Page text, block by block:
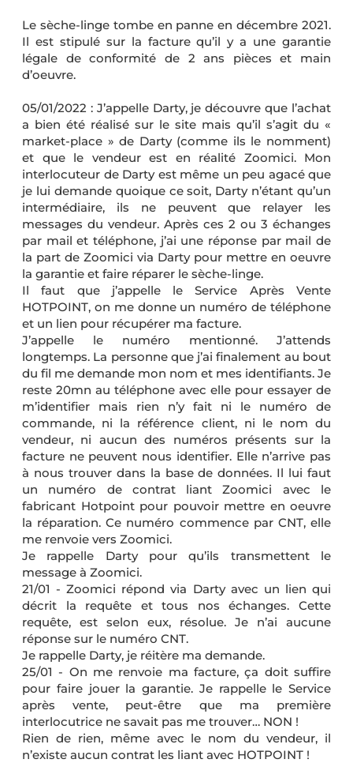
Le sèche-linge tombe en panne en décembre 2021.
Il est stipulé sur la facture qu’il y a une garantie
légale de conformité de 2 ans pièces et main
d’oeuvre.
05/01/2022 : J’appelle Darty, je découvre que l’achat
a bien été réalisé sur le site mais qu’il s’agit du «
market-place » de Darty (comme ils le nomment)
et que le vendeur est en réalité Zoomici. Mon
interlocuteur de Darty est même un peu agacé que
je lui demande quoique ce soit, Darty n’étant qu’un
intermédiaire, ils ne peuvent que relayer les
messages du vendeur. Après ces 2 ou 3 échanges
par mail et téléphone, j’ai une réponse par mail de
la part de Zoomici via Darty pour mettre en oeuvre
la garantie et faire réparer le sèche-linge.
Il faut que j’appelle le Service Après Vente
HOTPOINT, on me donne un numéro de téléphone
et un lien pour récupérer ma facture.
J’appelle le numéro mentionné. J’attends
longtemps. La personne que j’ai finalement au bout
du fil me demande mon nom et mes identifiants. Je
reste 20mn au téléphone avec elle pour essayer de
m’identifier mais rien n’y fait ni le numéro de
commande, ni la référence client, ni le nom du
vendeur, ni aucun des numéros présents sur la
facture ne peuvent nous identifier. Elle n’arrive pas
à nous trouver dans la base de données. Il lui faut
un numéro de contrat liant Zoomici avec le
fabricant Hotpoint pour pouvoir mettre en oeuvre
la réparation. Ce numéro commence par CNT, elle
me renvoie vers Zoomici.
Je rappelle Darty pour qu’ils transmettent le
message à Zoomici.
21/01 - Zoomici répond via Darty avec un lien qui
décrit la requête et tous nos échanges. Cette
requête, est selon eux, résolue. Je n’ai aucune
réponse sur le numéro CNT.
Je rappelle Darty, je réitère ma demande.
25/01 - On me renvoie ma facture, ça doit suffire
pour faire jouer la garantie. Je rappelle le Service
après vente, peut-être que ma première
interlocutrice ne savait pas me trouver… NON !
Rien de rien, même avec le nom du vendeur, il
n’existe aucun contrat les liant avec HOTPOINT !